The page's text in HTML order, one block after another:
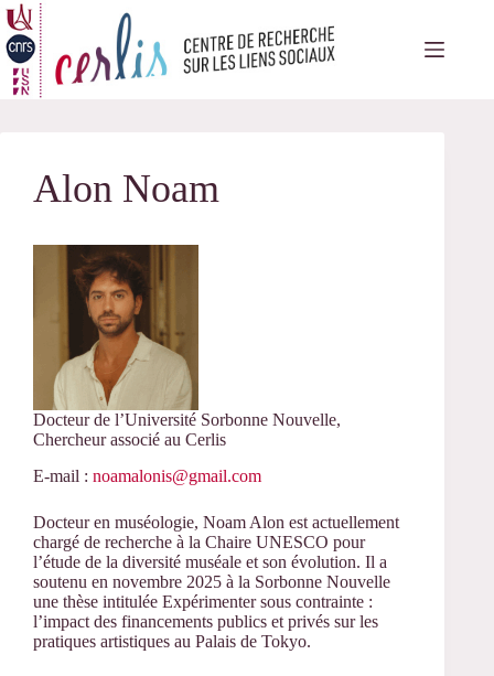
Passer
au
contenu
Alon Noam
Docteur de l’Université Sorbonne Nouvelle,
Chercheur associé au Cerlis
E-mail : noamalonis@gmail.com
Docteur en muséologie, Noam Alon est actuellement
chargé de recherche à la Chaire UNESCO pour
l’étude de la diversité muséale et son évolution. Il a
soutenu en novembre 2025 à la Sorbonne Nouvelle
une thèse intitulée Expérimenter sous contrainte :
l’impact des financements publics et privés sur les
pratiques artistiques au Palais de Tokyo.